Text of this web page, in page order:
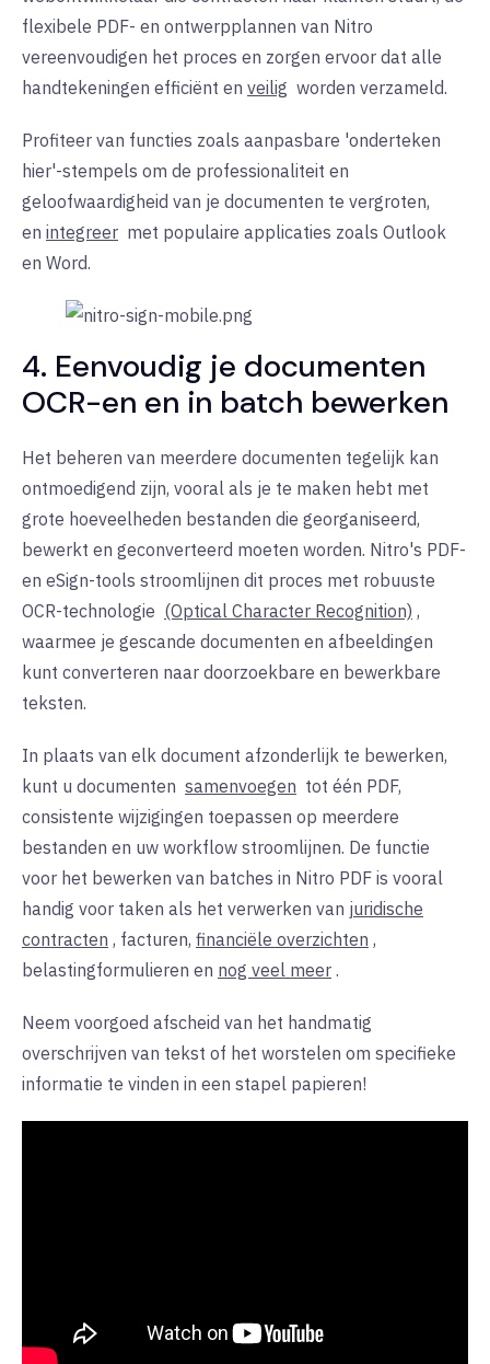
flexibele PDF- en ontwerpplannen van Nitro
vereenvoudigen het proces en zorgen ervoor dat alle
handtekeningen efficiënt en veilig worden verzameld.
Profiteer van functies zoals aanpasbare 'onderteken
hier'-stempels om de professionaliteit en
geloofwaardigheid van je documenten te vergroten,
en integreer met populaire applicaties zoals Outlook
en Word.
4. Eenvoudig je documenten
OCR-en en in batch bewerken
Het beheren van meerdere documenten tegelijk kan
ontmoedigend zijn, vooral als je te maken hebt met
grote hoeveelheden bestanden die georganiseerd,
bewerkt en geconverteerd moeten worden. Nitro's PDF-
en eSign-tools stroomlijnen dit proces met robuuste
OCR-technologie (Optical Character Recognition) ,
waarmee je gescande documenten en afbeeldingen
kunt converteren naar doorzoekbare en bewerkbare
teksten.
In plaats van elk document afzonderlijk te bewerken,
kunt u documenten samenvoegen tot één PDF,
consistente wijzigingen toepassen op meerdere
bestanden en uw workflow stroomlijnen. De functie
voor het bewerken van batches in Nitro PDF is vooral
handig voor taken als het verwerken van juridische
contracten , facturen, financiële overzichten ,
belastingformulieren en nog veel meer .
Neem voorgoed afscheid van het handmatig
overschrijven van tekst of het worstelen om specifieke
informatie te vinden in een stapel papieren!